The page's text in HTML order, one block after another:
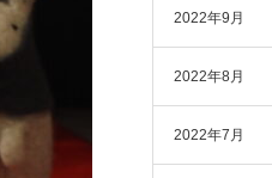
2022年9月
2022年8月
2022年7月